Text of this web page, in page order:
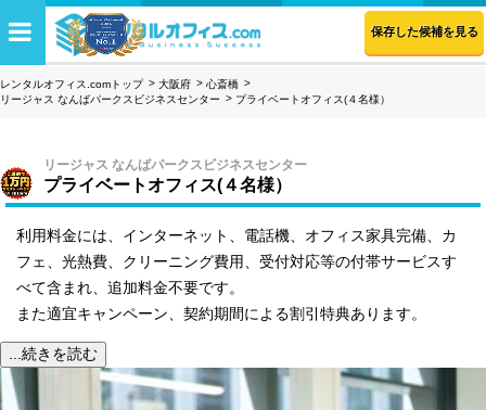
保存した候補を見る
レンタルオフィス.comトップ 大阪府
心斎橋
リージャス なんばパークスビジネスセンター
プライベートオフィス(４名様）
リージャス なんばパークスビジネスセンター
プライベートオフィス(４名様）
利用料金には、インターネット、電話機、オフィス家具完備、カ
フェ、光熱費、クリーニング費用、受付対応等の付帯サービスす
べて含まれ、追加料金不要です。
また適宜キャンペーン、契約期間による割引特典あります。
...続きを読む